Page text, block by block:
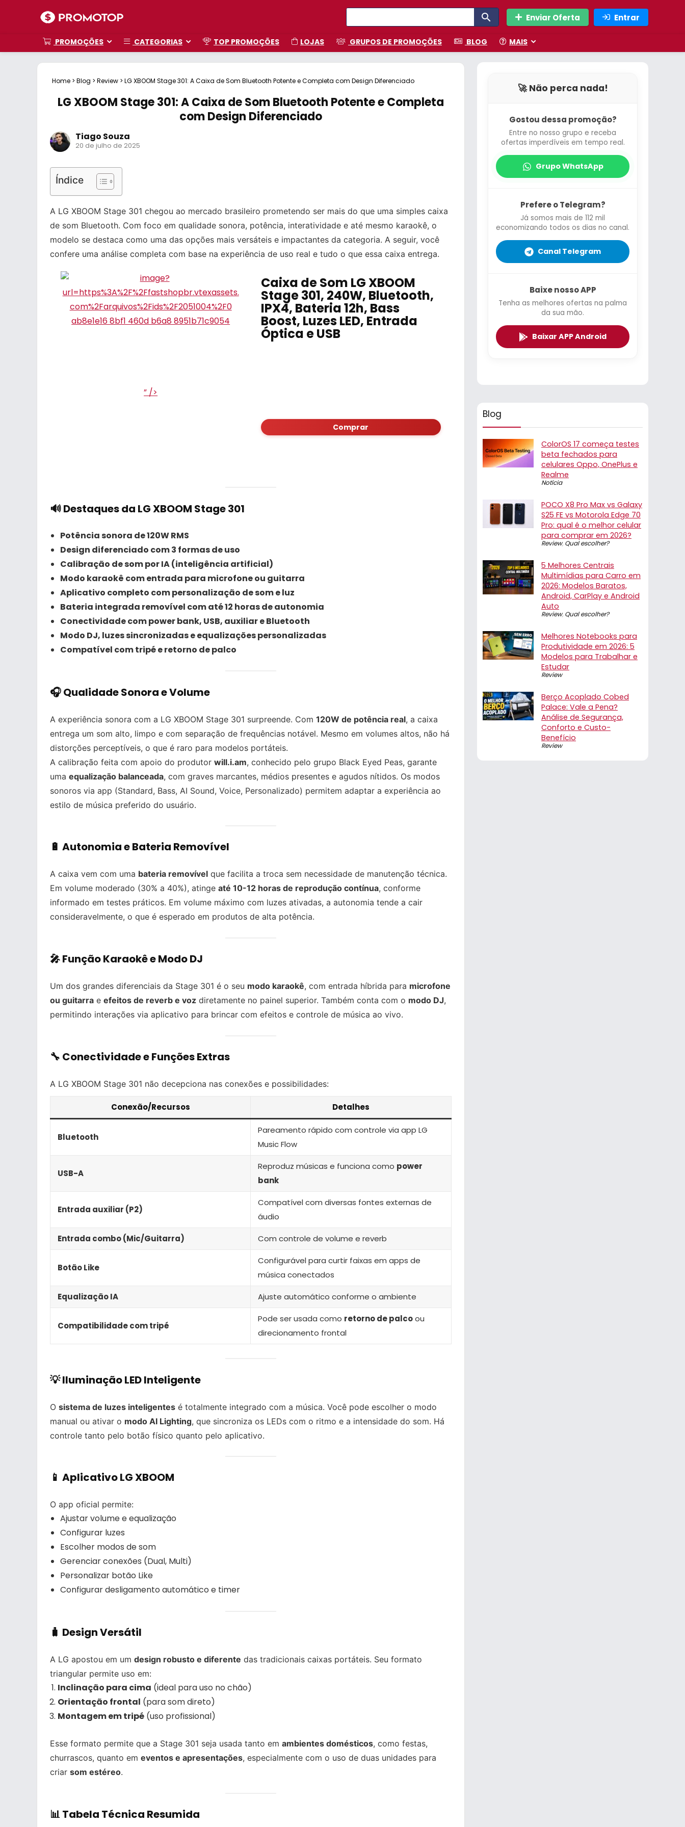
Enviar Oferta Entrar
PROMOÇÕES CATEGORIAS TOP PROMOÇÕES LOJAS GRUPOS DE PROMOÇÕES BLOG MAIS
Home > Blog > Review > LG XBOOM Stage 301: A Caixa de Som Bluetooth Potente e Completa com Design Diferenciado
LG XBOOM Stage 301: A Caixa de Som Bluetooth Potente e Completa
com Design Diferenciado
Tiago Souza
20 de julho de 2025
Índice
A LG XBOOM Stage 301 chegou ao mercado brasileiro prometendo ser mais do que uma simples caixa
de som Bluetooth. Com foco em qualidade sonora, potência, interatividade e até mesmo karaokê, o
modelo se destaca como uma das opções mais versáteis e impactantes da categoria. A seguir, você
confere uma análise completa com base na experiência de uso real e tudo o que essa caixa entrega.
” />
Caixa de Som LG XBOOM
Stage 301, 240W, Bluetooth,
IPX4, Bateria 12h, Bass
Boost, Luzes LED, Entrada
Óptica e USB
Comprar
🔊 Destaques da LG XBOOM Stage 301
Potência sonora de 120W RMS
Design diferenciado com 3 formas de uso
Calibração de som por IA (inteligência artificial)
Modo karaokê com entrada para microfone ou guitarra
Aplicativo completo com personalização de som e luz
Bateria integrada removível com até 12 horas de autonomia
Conectividade com power bank, USB, auxiliar e Bluetooth
Modo DJ, luzes sincronizadas e equalizações personalizadas
Compatível com tripé e retorno de palco
🎧 Qualidade Sonora e Volume
A experiência sonora com a LG XBOOM Stage 301 surpreende. Com 120W de potência real, a caixa
entrega um som alto, limpo e com separação de frequências notável. Mesmo em volumes altos, não há
distorções perceptíveis, o que é raro para modelos portáteis.
A calibração feita com apoio do produtor will.i.am, conhecido pelo grupo Black Eyed Peas, garante
uma equalização balanceada, com graves marcantes, médios presentes e agudos nítidos. Os modos
sonoros via app (Standard, Bass, AI Sound, Voice, Personalizado) permitem adaptar a experiência ao
estilo de música preferido do usuário.
🔋 Autonomia e Bateria Removível
A caixa vem com uma bateria removível que facilita a troca sem necessidade de manutenção técnica.
Em volume moderado (30% a 40%), atinge até 10-12 horas de reprodução contínua, conforme
informado em testes práticos. Em volume máximo com luzes ativadas, a autonomia tende a cair
consideravelmente, o que é esperado em produtos de alta potência.
🎤 Função Karaokê e Modo DJ
Um dos grandes diferenciais da Stage 301 é o seu modo karaokê, com entrada híbrida para microfone
ou guitarra e efeitos de reverb e voz diretamente no painel superior. Também conta com o modo DJ,
permitindo interações via aplicativo para brincar com efeitos e controle de música ao vivo.
🔧 Conectividade e Funções Extras
A LG XBOOM Stage 301 não decepciona nas conexões e possibilidades:
Conexão/Recursos Detalhes
Bluetooth
Pareamento rápido com controle via app LG
Music Flow
USB-A
Reproduz músicas e funciona como power
bank
Entrada auxiliar (P2)
Compatível com diversas fontes externas de
áudio
Entrada combo (Mic/Guitarra) Com controle de volume e reverb
Botão Like
Configurável para curtir faixas em apps de
música conectados
Equalização IA Ajuste automático conforme o ambiente
Compatibilidade com tripé
Pode ser usada como retorno de palcoou
direcionamento frontal
💡 Iluminação LED Inteligente
O sistema de luzes inteligentes é totalmente integrado com a música. Você pode escolher o modo
manual ou ativar o modo AI Lighting, que sincroniza os LEDs com o ritmo e a intensidade do som. Há
controle tanto pelo botão físico quanto pelo aplicativo.
📱 Aplicativo LG XBOOM
O app oficial permite:
Ajustar volume e equalização
Configurar luzes
Escolher modos de som
Gerenciar conexões (Dual, Multi)
Personalizar botão Like
Configurar desligamento automático e timer
🧳 Design Versátil
A LG apostou em um design robusto e diferente das tradicionais caixas portáteis. Seu formato
triangular permite uso em:
Inclinação para cima (ideal para uso no chão)
Orientação frontal (para som direto)
Montagem em tripé (uso profissional)
Esse formato permite que a Stage 301 seja usada tanto em ambientes domésticos, como festas,
churrascos, quanto em eventos e apresentações, especialmente com o uso de duas unidades para
criar som estéreo.
📊 Tabela Técnica Resumida
🚀 Não perca nada!
Gostou dessa promoção?
Entre no nosso grupo e receba
ofertas imperdíveis em tempo real.
Grupo WhatsApp
Prefere o Telegram?
Já somos mais de 112 mil
economizando todos os dias no canal.
Canal Telegram
Baixe nosso APP
Tenha as melhores ofertas na palma
da sua mão.
Baixar APP Android
Blog
ColorOS 17 começa testes
beta fechados para
celulares Oppo, OnePlus e
Realme
Notícia
POCO X8 Pro Max vs Galaxy
S25 FE vs Motorola Edge 70
Pro: qual é o melhor celular
para comprar em 2026?
Review, Qual escolher?
5 Melhores Centrais
Multimídias para Carro em
2026: Modelos Baratos,
Android, CarPlay e Android
Auto
Review, Qual escolher?
Melhores Notebooks para
Produtividade em 2026: 5
Modelos para Trabalhar e
Estudar
Review
Berço Acoplado Cobed
Palace: Vale a Pena?
Análise de Segurança,
Conforto e Custo-
Benefício
Review